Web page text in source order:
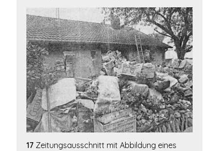
17Zeitungsausschnitt mit Abbildung eines